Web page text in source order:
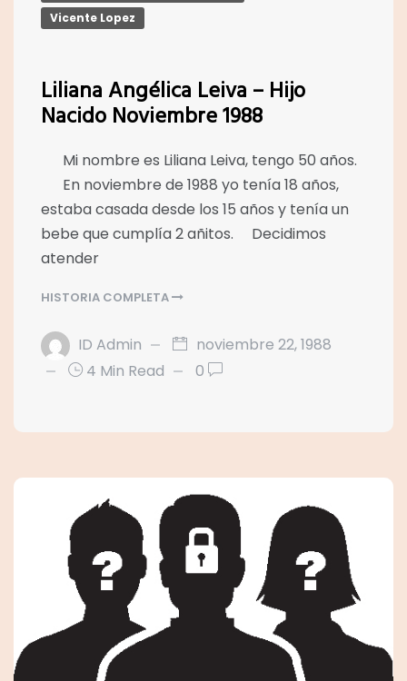
Vicente Lopez
Liliana Angélica Leiva – Hijo
Nacido Noviembre 1988
Mi nombre es Liliana Leiva, tengo 50 años.
En noviembre de 1988 yo tenía 18 años,
estaba casada desde los 15 años y tenía un
bebe que cumplía 2 añitos. Decidimos
atender
HISTORIA COMPLETA
ID Admin
noviembre 22, 1988
4 Min Read
0